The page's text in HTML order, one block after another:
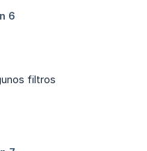
filtros